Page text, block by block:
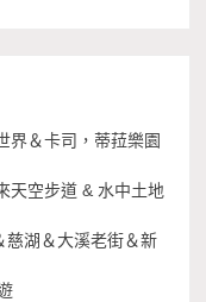
界＆卡司，蒂菈樂園
天空步道 & 水中土地
慈湖＆大溪老街＆新